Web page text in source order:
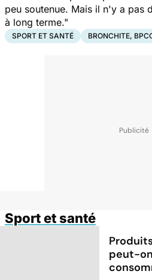
peu soutenue. Mais il n'y a pas
à long terme."
SPORT ET SANTÉ BRONCHITE,
Sport et santé
peut-